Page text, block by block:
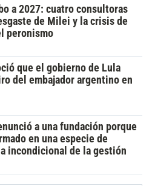
a 2027: cuatro consultoras
de Milei y la crisis de
peronismo
que el gobierno de Lula
del embajador argentino en
a una fundación porque
en una especie de
incondicional de la gestión